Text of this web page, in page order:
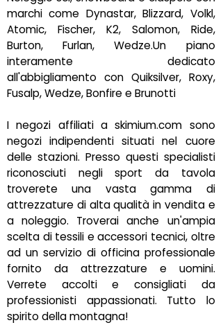
marchi come Dynastar, Blizzard, Volkl,
Atomic, Fischer, K2, Salomon, Ride,
Burton, Furlan, Wedze.Un piano
interamente dedicato
all'abbigliamento con Quiksilver, Roxy,
Fusalp, Wedze, Bonfire e Brunotti
I negozi affiliati a skimium.com sono
negozi indipendenti situati nel cuore
delle stazioni. Presso questi specialisti
riconosciuti negli sport da tavola
troverete una vasta gamma di
attrezzature di alta qualità in vendita e
a noleggio. Troverai anche un'ampia
scelta di tessili e accessori tecnici, oltre
ad un servizio di officina professionale
fornito da attrezzature e uomini.
Verrete accolti e consigliati da
professionisti appassionati. Tutto lo
spirito della montagna!